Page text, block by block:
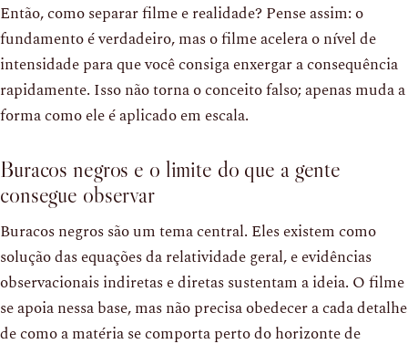
Então, como separar filme e realidade? Pense assim: o
fundamento é verdadeiro, mas o filme acelera o nível de
intensidade para que você consiga enxergar a consequência
rapidamente. Isso não torna o conceito falso; apenas muda a
forma como ele é aplicado em escala.
Buracos negros e o limite do que a gente
consegue observar
Buracos negros são um tema central. Eles existem como
solução das equações da relatividade geral, e evidências
observacionais indiretas e diretas sustentam a ideia. O filme
se apoia nessa base, mas não precisa obedecer a cada detalhe
de como a matéria se comporta perto do horizonte de